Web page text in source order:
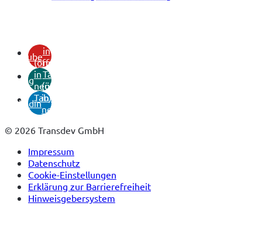
youtubein
neuem
Tab)
xing
(öffnet
in
neuem
Tab)
linkedin
(öffnet
in
neuem
© 2026 Transdev GmbH
Impressum
Datenschutz
Cookie-Einstellungen
Erklärung zur Barrierefreiheit
Hinweisgebersystem